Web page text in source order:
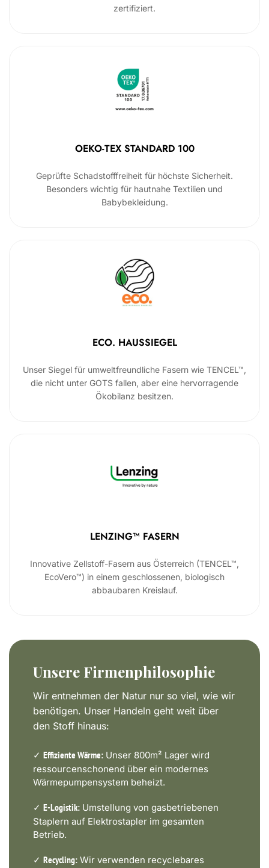
zertifiziert.
OEKO-TEX STANDARD 100
Geprüfte Schadstofffreiheit für höchste Sicherheit.
Besonders wichtig für hautnahe Textilien und
Babybekleidung.
ECO. HAUSSIEGEL
Unser Siegel für umweltfreundliche Fasern wie TENCEL™,
die nicht unter GOTS fallen, aber eine hervorragende
Ökobilanz besitzen.
LENZING™ FASERN
Innovative Zellstoff-Fasern aus Österreich (TENCEL™,
EcoVero™) in einem geschlossenen, biologisch
abbaubaren Kreislauf.
Unsere Firmenphilosophie
Wir entnehmen der Natur nur so viel, wie wir
benötigen. Unser Handeln geht weit über
den Stoff hinaus:
✓ Effiziente Wärme: Unser 800m² Lager wird
ressourcenschonend über ein modernes
Wärmepumpensystem beheizt.
✓ E-Logistik: Umstellung von gasbetriebenen
Staplern auf Elektrostapler im gesamten
Betrieb.
✓ Recycling: Wir verwenden recyclebares